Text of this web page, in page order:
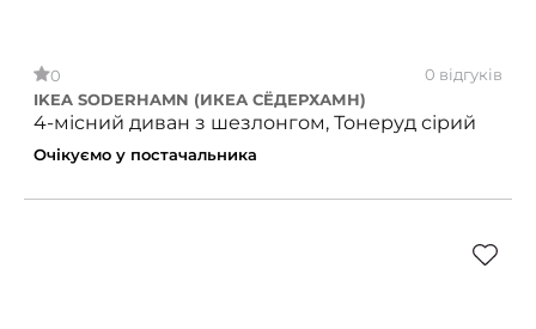
0
0 відгуків
IKEA SODERHAMN (ИКЕА СЁДЕРХАМН)
4-місний диван з шезлонгом, Тонеруд сірий
Очікуємо у постачальника